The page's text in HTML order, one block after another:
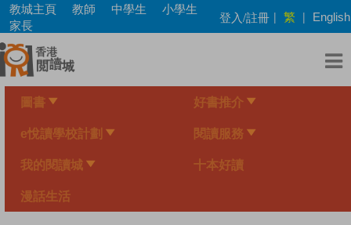
Skip
main
content
教城主頁 教師 中學生
小學生
家長
登入/註冊 | 繁 | English
圖書 好書推介
e悅讀學校計劃 閱讀服務
我的閱讀城 十本好讀
漫話生活